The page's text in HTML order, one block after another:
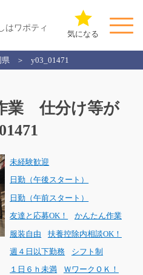
はワポティ
気になる
県 y03_01471
業 仕分け等が
未経験歓迎
日勤（午後スタート）
日勤（午前スタート）
友達と応募OK！ かんたん作業
服装自由 扶養控除内相談OK！
週４日以下勤務 シフト制
１日６ｈ未満 ＷワークＯＫ！